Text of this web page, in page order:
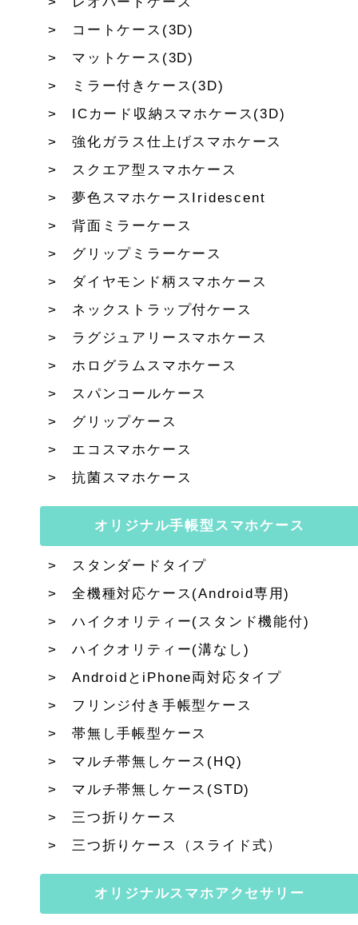
コートケース(3D)
マットケース(3D)
ミラー付きケース(3D)
ICカード収納スマホケース(3D)
強化ガラス仕上げスマホケース
スクエア型スマホケース
夢色スマホケースIridescent
背面ミラーケース
グリップミラーケース
ダイヤモンド柄スマホケース
ネックストラップ付ケース
ラグジュアリースマホケース
ホログラムスマホケース
スパンコールケース
グリップケース
エコスマホケース
抗菌スマホケース
オリジナル手帳型スマホケース
スタンダードタイプ
全機種対応ケース(Android専用)
ハイクオリティー(スタンド機能付)
ハイクオリティー(溝なし)
AndroidとiPhone両対応タイプ
フリンジ付き手帳型ケース
帯無し手帳型ケース
マルチ帯無しケース(HQ)
マルチ帯無しケース(STD)
三つ折りケース
三つ折りケース（スライド式）
オリジナルスマホアクセサリー